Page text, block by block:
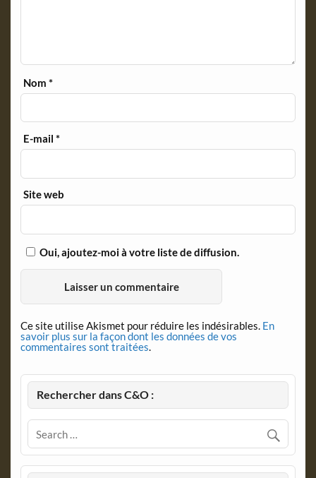
Nom*
E-mail*
Site web
Oui, ajoutez-moi à votre liste de diffusion.
Ce site utilise Akismet pour réduire les indésirables. En
savoir plus sur la façon dont les données de vos
commentaires sont traitées.
Rechercher dans C&O :